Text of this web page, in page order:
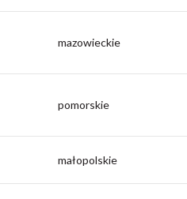
mazowieckie
pomorskie
małopolskie